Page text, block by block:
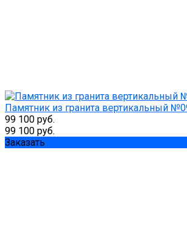
Памятник из гранита вертикальный
99 100 руб.
99 100 руб.
Заказать